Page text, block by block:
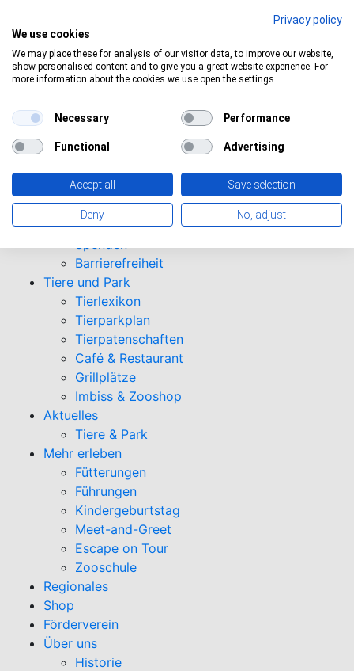
Wetter: 29°CMäßig bewölkt
Informationen
Eintrittspreise
Besuch mit Beeinträchtigungen
Veranstaltungen
Tierparkordnung
Spenden
Barrierefreiheit
Tiere und Park
Tierlexikon
Tierparkplan
Tierpatenschaften
Café & Restaurant
Grillplätze
Imbiss & Zooshop
Aktuelles
Tiere & Park
Mehr erleben
Fütterungen
Führungen
Kindergeburtstag
Meet-and-Greet
Escape on Tour
Zooschule
Regionales
Shop
Förderverein
Über uns
Historie
Privacy policy
We use cookies
We may place these for analysis of our visitor data, to improve our website,
show personalised content and to give you a great website experience. For
more information about the cookies we use open the settings.
Necessary Performance
Functional Advertising
Accept all Save selection
Deny No, adjust